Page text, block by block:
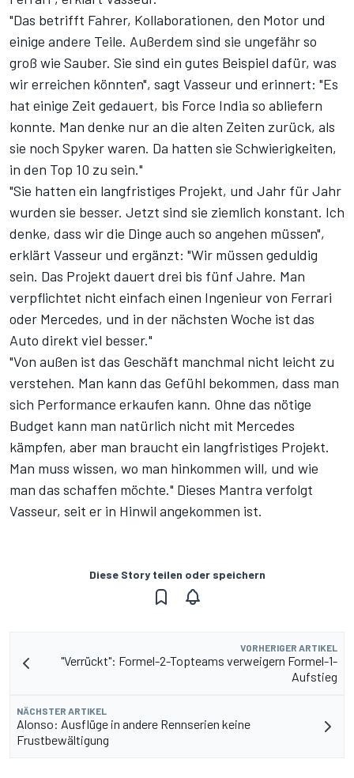
"Das betrifft Fahrer, Kollaborationen, den Motor und
einige andere Teile. Außerdem sind sie ungefähr so
groß wie Sauber. Sie sind ein gutes Beispiel dafür, was
wir erreichen könnten", sagt Vasseur und erinnert: "Es
hat einige Zeit gedauert, bis Force India so abliefern
konnte. Man denke nur an die alten Zeiten zurück, als
sie noch Spyker waren. Da hatten sie Schwierigkeiten,
in den Top 10 zu sein."
"Sie hatten ein langfristiges Projekt, und Jahr für Jahr
wurden sie besser. Jetzt sind sie ziemlich konstant. Ich
denke, dass wir die Dinge auch so angehen müssen",
erklärt Vasseur und ergänzt: "Wir müssen geduldig
sein. Das Projekt dauert drei bis fünf Jahre. Man
verpflichtet nicht einfach einen Ingenieur von Ferrari
oder Mercedes, und in der nächsten Woche ist das
Auto direkt viel besser."
"Von außen ist das Geschäft manchmal nicht leicht zu
verstehen. Man kann das Gefühl bekommen, dass man
sich Performance erkaufen kann. Ohne das nötige
Budget kann man natürlich nicht mit Mercedes
kämpfen, aber man braucht ein langfristiges Projekt.
Man muss wissen, wo man hinkommen will, und wie
man das schaffen möchte." Dieses Mantra verfolgt
Vasseur, seit er in Hinwil angekommen ist.
Diese Story teilen oder speichern
VORHERIGER ARTIKEL
"Verrückt": Formel-2-Topteams verweigern Formel-1-
Aufstieg
NÄCHSTER ARTIKEL
Alonso: Ausflüge in andere Rennserien keine
Frustbewältigung